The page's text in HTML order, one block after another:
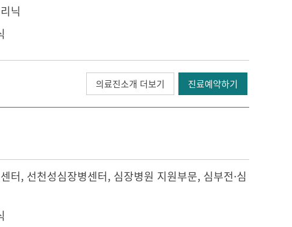
닉
의료진소개 더보기 진료예약하기
터, 선천성심장병센터, 심장병원 지원부문, 심부전·심